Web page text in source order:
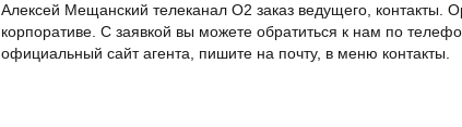
Алексей Мещанский телеканал О2 заказ ведущего, контакты.
корпоративе. С заявкой вы можете обратиться к нам по
официальный сайт агента, пишите на почту, в меню контакты.